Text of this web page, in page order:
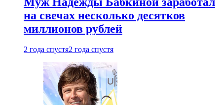
на свечах несколько десятков
миллионов рублей
2 года спустя2 года спустя